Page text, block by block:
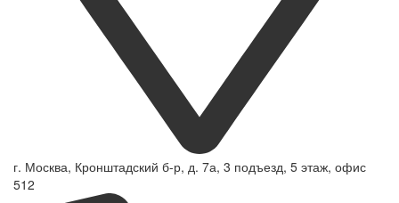
г. Москва, Кронштадский б-р, д. 7а, 3 подъезд, 5 этаж, офис
512